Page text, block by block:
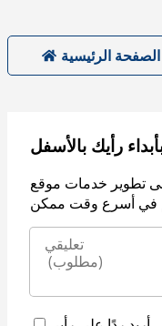
الرئيسية
رأيك بالأسفل
تطوير خدمات موقع